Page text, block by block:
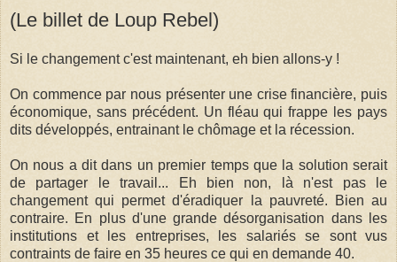
(Le billet de Loup Rebel)
Si le changement c'est maintenant, eh bien allons-y !
On commence par nous présenter une crise financière, puis
économique, sans précédent. Un fléau qui frappe les pays
dits développés, entrainant le chômage et la récession.
On nous a dit dans un premier temps que la solution serait
de partager le travail... Eh bien non, là n'est pas le
changement qui permet d'éradiquer la pauvreté. Bien au
contraire. En plus d'une grande désorganisation dans les
institutions et les entreprises, les salariés se sont vus
contraints de faire en 35 heures ce qui en demande 40.